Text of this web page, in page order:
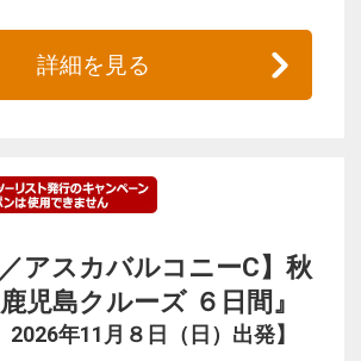
詳細を見る
アスカバルコニーC】秋
児島クルーズ ６日間』
2026年11月８日（日）出発】